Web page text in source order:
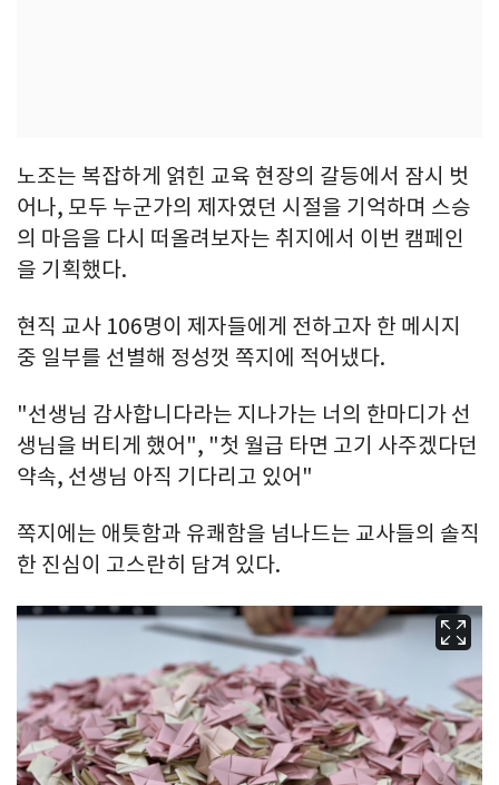
노조는 복잡하게 얽힌 교육 현장의 갈등에서 잠시 벗
어나, 모두 누군가의 제자였던 시절을 기억하며 스승
의 마음을 다시 떠올려보자는 취지에서 이번 캠페인
을 기획했다.
현직 교사 106명이 제자들에게 전하고자 한 메시지
중 일부를 선별해 정성껏 쪽지에 적어냈다.
"선생님 감사합니다라는 지나가는 너의 한마디가 선
생님을 버티게 했어", "첫 월급 타면 고기 사주겠다던
약속, 선생님 아직 기다리고 있어"
쪽지에는 애틋함과 유쾌함을 넘나드는 교사들의 솔직
한 진심이 고스란히 담겨 있다.